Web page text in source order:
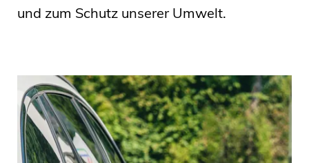
und zum Schutz unserer Umwelt.